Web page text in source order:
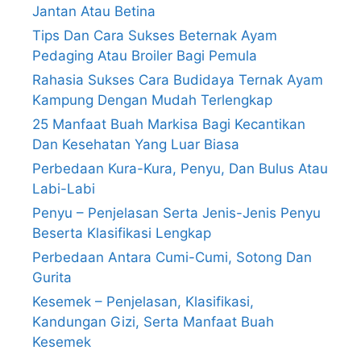
Jantan Atau Betina
Tips Dan Cara Sukses Beternak Ayam
Pedaging Atau Broiler Bagi Pemula
Rahasia Sukses Cara Budidaya Ternak Ayam
Kampung Dengan Mudah Terlengkap
25 Manfaat Buah Markisa Bagi Kecantikan
Dan Kesehatan Yang Luar Biasa
Perbedaan Kura-Kura, Penyu, Dan Bulus Atau
Labi-Labi
Penyu – Penjelasan Serta Jenis-Jenis Penyu
Beserta Klasifikasi Lengkap
Perbedaan Antara Cumi-Cumi, Sotong Dan
Gurita
Kesemek – Penjelasan, Klasifikasi,
Kandungan Gizi, Serta Manfaat Buah
Kesemek